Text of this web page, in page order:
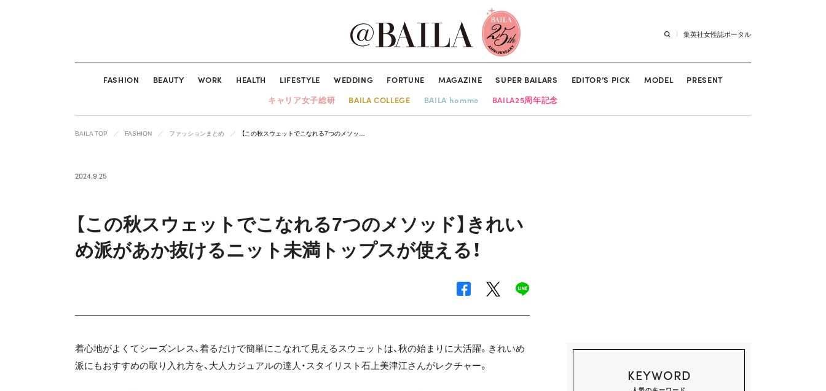
集英社女性誌ポータル
FASHION BEAUTY WORK HEALTH LIFESTYLE WEDDING FORTUNE MAGAZINE SUPER BAILARS EDITOR’S PICK MODEL
PRESENT
キャリア女子総研
BAILA COLLEGE BAILA homme BAILA25周年記念
BAILA TOP FASHION ファッションまとめ 【この秋スウェットでこなれる7つのメソッ…
2024.9.25
【この秋スウェットでこなれる7つのメソッド】きれい
め派があか抜けるニット未満トップスが使える！
着心地がよくてシーズンレス、着るだけで簡単にこなれて見えるスウェットは、秋の始まりに大活躍。きれいめ
派にもおすすめの取り入れ方を、大人カジュアルの達人・スタイリスト石上美津江さんがレクチャー。
KEYWORD